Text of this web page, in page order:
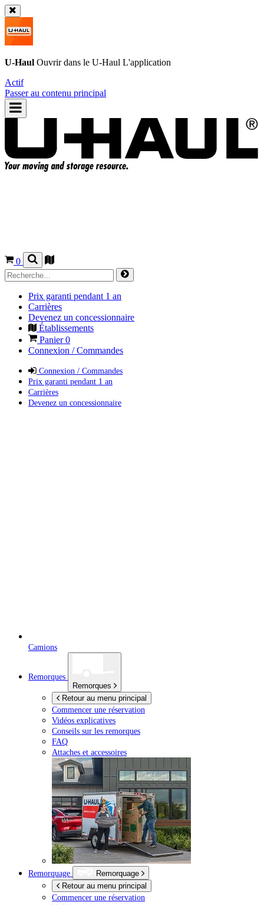
U-Haul Ouvrir dans le U-Haul L'application
Actif
Passer au contenu principal
0
Prix garanti pendant 1 an
Carrières
Devenez un concessionnaire
Établissements
Panier0
Connexion / Commandes
Connexion / Commandes
Prix garanti pendant 1 an
Carrières
Devenez un concessionnaire
Camions
Remorques
Remorques
Retour au menu principal
Commencer une réservation
Vidéos explicatives
Conseils sur les remorques
FAQ
Attaches et accessoires
Remorquage
Remorquage
Retour au menu principal
Commencer une réservation